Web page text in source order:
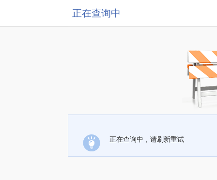
正在查询中
正在查询中，请刷新重试